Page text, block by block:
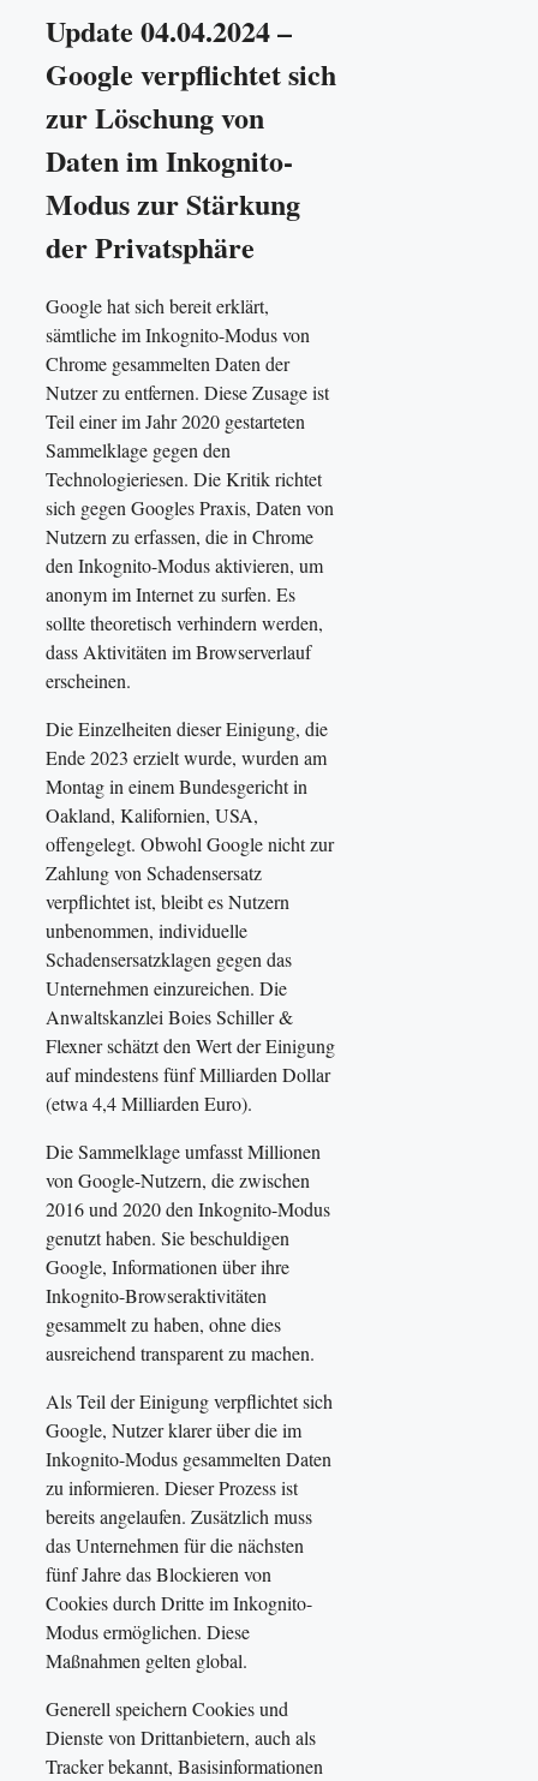
Update 04.04.2024 –
Google verpflichtet sich
zur Löschung von
Daten im Inkognito-
Modus zur Stärkung
der Privatsphäre
Google hat sich bereit erklärt,
sämtliche im Inkognito-Modus von
Chrome gesammelten Daten der
Nutzer zu entfernen. Diese Zusage ist
Teil einer im Jahr 2020 gestarteten
Sammelklage gegen den
Technologieriesen. Die Kritik richtet
sich gegen Googles Praxis, Daten von
Nutzern zu erfassen, die in Chrome
den Inkognito-Modus aktivieren, um
anonym im Internet zu surfen. Es
sollte theoretisch verhindern werden,
dass Aktivitäten im Browserverlauf
erscheinen.
Die Einzelheiten dieser Einigung, die
Ende 2023 erzielt wurde, wurden am
Montag in einem Bundesgericht in
Oakland, Kalifornien, USA,
offengelegt. Obwohl Google nicht zur
Zahlung von Schadensersatz
verpflichtet ist, bleibt es Nutzern
unbenommen, individuelle
Schadensersatzklagen gegen das
Unternehmen einzureichen. Die
Anwaltskanzlei Boies Schiller &
Flexner schätzt den Wert der Einigung
auf mindestens fünf Milliarden Dollar
(etwa 4,4 Milliarden Euro).
Die Sammelklage umfasst Millionen
von Google-Nutzern, die zwischen
2016 und 2020 den Inkognito-Modus
genutzt haben. Sie beschuldigen
Google, Informationen über ihre
Inkognito-Browseraktivitäten
gesammelt zu haben, ohne dies
ausreichend transparent zu machen.
Als Teil der Einigung verpflichtet sich
Google, Nutzer klarer über die im
Inkognito-Modus gesammelten Daten
zu informieren. Dieser Prozess ist
bereits angelaufen. Zusätzlich muss
das Unternehmen für die nächsten
fünf Jahre das Blockieren von
Cookies durch Dritte im Inkognito-
Modus ermöglichen. Diese
Maßnahmen gelten global.
Generell speichern Cookies und
Dienste von Drittanbietern, auch als
Tracker bekannt, Basisinformationen